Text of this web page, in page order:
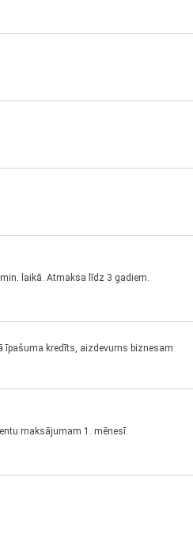
laikā. Atmaksa līdz 3 gadiem.
īpašuma kredīts, aizdevums biznesam
maksājumam 1. mēnesī.